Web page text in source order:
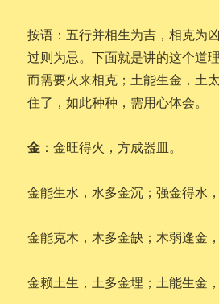
按语：五行并相生为吉，相克为
过则为忌。下面就是讲的这个道
而需要火来相克；土能生金，土
住了，如此种种，需用心体会。
金 ：金旺得火，方成器皿。
金能生水，水多金沉；强金得水，
金能克木，木多金缺；木弱逢金，
金赖土生，土多金埋；土能生金，